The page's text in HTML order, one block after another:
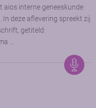
aios interne geneeskunde
deze aflevering spreekt zij
getiteld:
…